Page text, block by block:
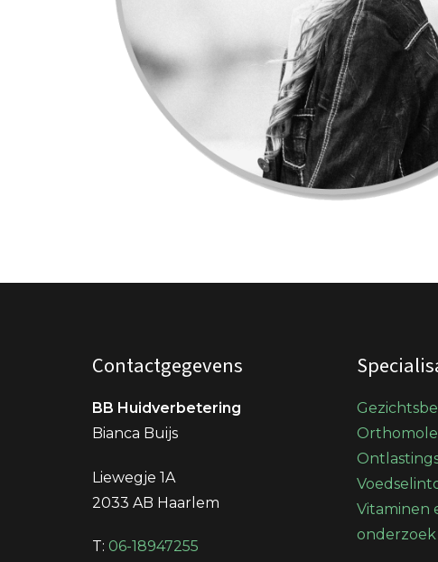
Contactgegevens
BB Huidverbetering
Bianca Buijs
Liewegje 1A
2033 AB Haarlem
T: 06-18947255
Vitaminen
onderzoek